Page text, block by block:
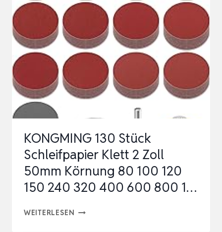
80
LAMELLENSCHLEIFER
SCHLEIFAUFSATZ
FÜR
BOHRMASCHINE,AKKUSCHRA…
KONGMING 130 Stück
Schleifpapier Klett 2 Zoll
50mm Körnung 80 100 120
150 240 320 400 600 800 1…
WEITERLESEN KONGMING